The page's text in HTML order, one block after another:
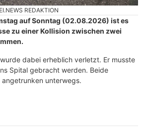
REDAKTION
auf Sonntag (02.08.2026) ist es
zu einer Kollision zwischen zwei
dabei erheblich verletzt. Er musste
Spital gebracht werden. Beide
unterwegs.